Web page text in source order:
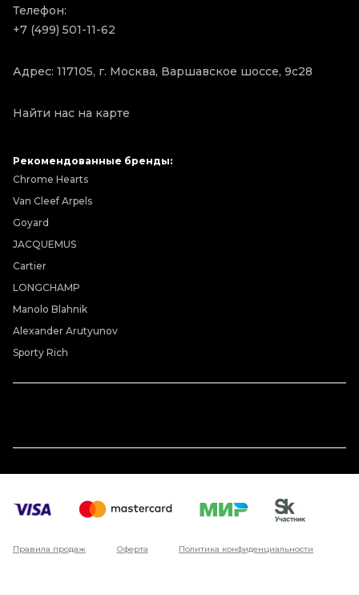
Телефон:
+7 (499) 501-11-62
Адрес: 117105, г. Москва, Варшавское шоссе, 9с28
Найти нас на карте
Рекомендованные бренды:
Chrome Hearts
Van Cleef Arpels
Goyard
JACQUEMUS
Cartier
LONGCHAMP
Manolo Blahnik
Alexander Arutyunov
Sporty Rich
Правила продаж Оферта Политика конфиденциальности